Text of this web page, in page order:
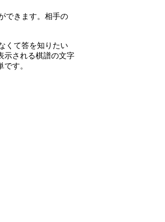
できます。相手の
くて答を知りたい
示される棋譜の文字
す。